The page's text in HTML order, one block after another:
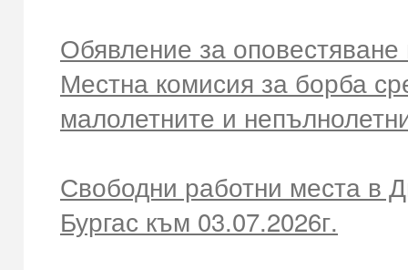
Обявление за
Местна комисия за борба
малолетните и
Свободни работни места в
Бургас към 03.07.2026г.